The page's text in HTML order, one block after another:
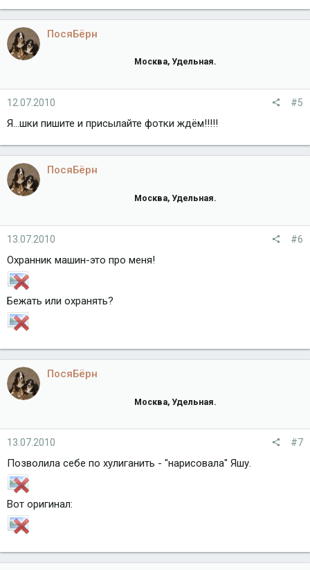
ПосяБёрн
Москва, Удельная.
12.07.2010 #5
Я...шки пишите и присылайте фотки ждём!!!!!
ПосяБёрн
Москва, Удельная.
13.07.2010 #6
Охранник машин-это про меня!
Бежать или охранять?
ПосяБёрн
Москва, Удельная.
13.07.2010 #7
Позволила себе по хулиганить - "нарисовала" Яшу.
Вот оригинал: